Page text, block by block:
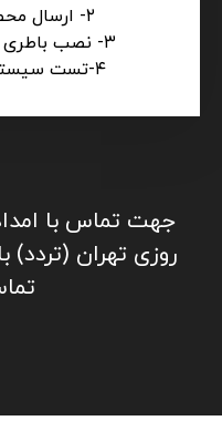
06. باطری به باطری تهران
۲- ارسال محصول به محل مشتری
۳- نصب باطری بر روی خودروی مشتری